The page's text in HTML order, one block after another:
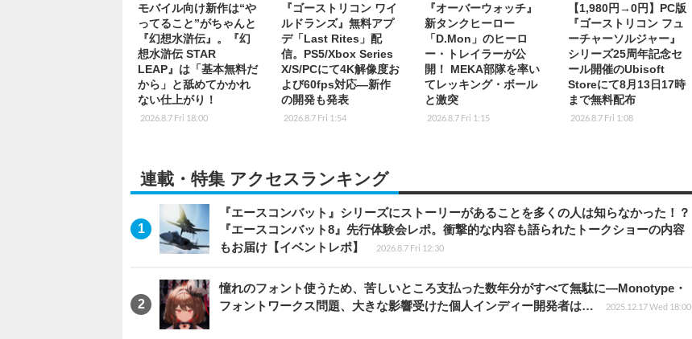
モバイル向け新作は“や
ってること”がちゃんと
『幻想水滸伝』。『幻
想水滸伝 STAR
LEAP』は「基本無料だ
から」と舐めてかかれ
ない仕上がり！
2026.8.7 Fri 18:00
『ゴーストリコン ワイ
ルドランズ』無料アプ
デ「Last Rites」配
信。PS5/Xbox Series
X/S/PCにて4K解像度お
よび60fps対応―新作
の開発も発表
2026.8.7 Fri 1:54
『オーバーウォッチ』
新タンクヒーロー
「D.Mon」のヒーロ
ー・トレイラーが公
開！ MEKA部隊を率い
てレッキング・ボール
と激突
2026.8.7 Fri 1:15
【1,980円→0円】PC版
『ゴーストリコン フュ
ーチャーソルジャー』
シリーズ25周年記念セ
ール開催のUbisoft
Storeにて8月13日17時
まで無料配布
2026.8.7 Fri 1:08
連載・特集 アクセスランキング
『エースコンバット』シリーズにストーリーがあることを多くの人は知らなかった！？
『エースコンバット8』先行体験会レポ。衝撃的な内容も語られたトークショーの内容
もお届け【イベントレポ】
2026.8.7 Fri 12:30
憧れのフォント使うため、苦しいところ支払った数年分がすべて無駄に―Monotype・
フォントワークス問題、大きな影響受けた個人インディー開発者は…
2025.12.17 Wed 18:00